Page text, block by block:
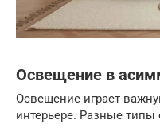
Освещение в
Освещение играет
интерьере. Разные